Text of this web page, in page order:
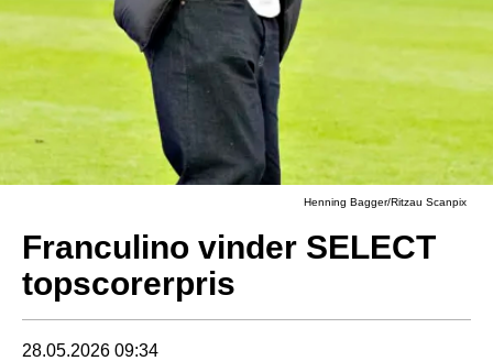
Henning Bagger/Ritzau Scanpix
Franculino vinder SELECT
topscorerpris
28.05.2026 09:34